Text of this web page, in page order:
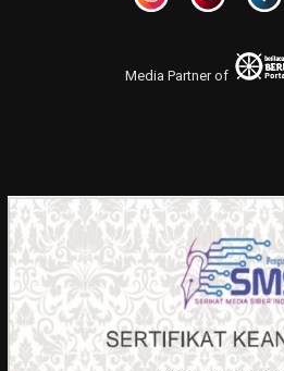
Media Partner of